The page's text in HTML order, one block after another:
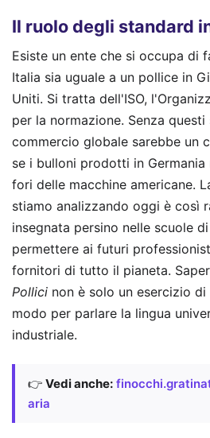
Il ruolo degli standard
Esiste un ente che si occupa di
Italia sia uguale a un pollice in
Uniti. Si tratta dell'ISO,
per la normazione. Senza questi
commercio globale sarebbe un
se i bulloni prodotti in Germania
fori delle macchine americane.
stiamo analizzando oggi è così
insegnata persino nelle scuole
permettere ai futuri
fornitori di tutto il pianeta.
Pollici non è solo un esercizio
modo per parlare la lingua
industriale.
👉 Vedi anche:
aria